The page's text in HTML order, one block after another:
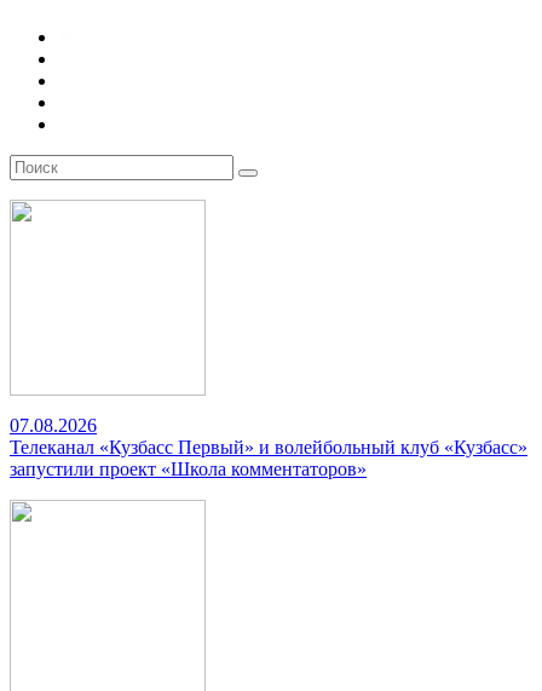
07.08.2026
Телеканал «Кузбасс Первый» и волейбольный клуб «Кузбасс»
запустили проект «Школа комментаторов»